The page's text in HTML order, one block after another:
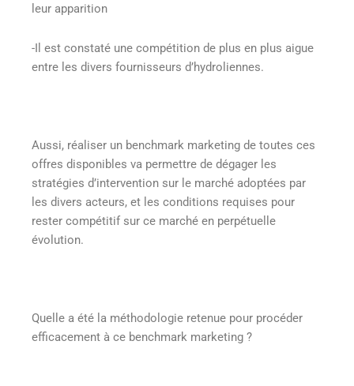
leur apparition
-Il est constaté une compétition de plus en plus aigue
entre les divers fournisseurs d’hydroliennes.
Aussi, réaliser un benchmark marketing de toutes ces
offres disponibles va permettre de dégager les
stratégies d’intervention sur le marché adoptées par
les divers acteurs, et les conditions requises pour
rester compétitif sur ce marché en perpétuelle
évolution.
Quelle a été la méthodologie retenue pour procéder
efficacement à ce benchmark marketing ?